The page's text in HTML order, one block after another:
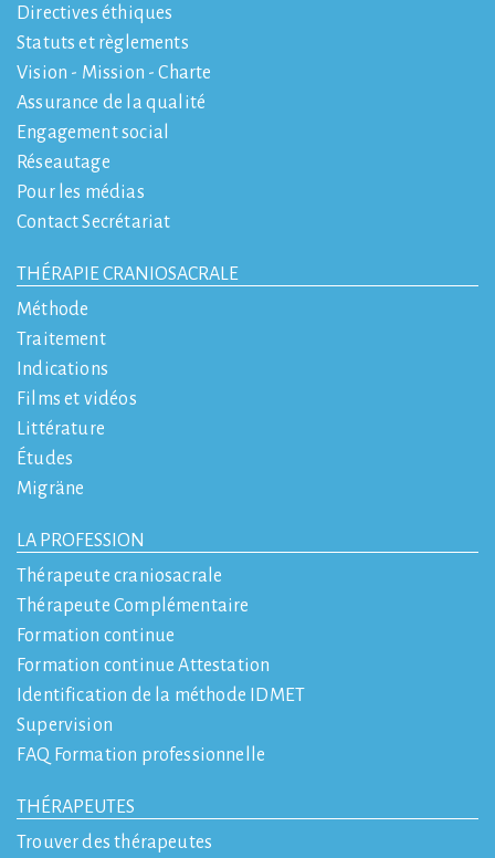
Directives éthiques
Statuts et règlements
Vision - Mission - Charte
Assurance de la qualité
Engagement social
Réseautage
Pour les médias
Contact Secrétariat
THÉRAPIE CRANIOSACRALE
Méthode
Traitement
Indications
Films et vidéos
Littérature
Études
Migräne
LA PROFESSION
Thérapeute craniosacrale
Thérapeute Complémentaire
Formation continue
Formation continue Attestation
Identification de la méthode IDMET
Supervision
FAQ Formation professionnelle
THÉRAPEUTES
Trouver des thérapeutes